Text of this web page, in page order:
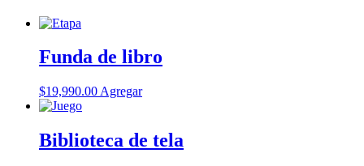
Funda de libro
$19,990.00 Agregar
Biblioteca de tela